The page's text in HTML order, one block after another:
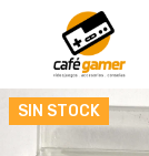
SIN STOCK